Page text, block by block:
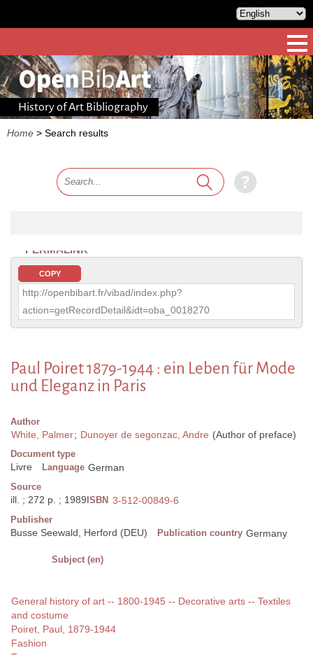
History of Art Bibliography
Home > Search results
PERMALINK
COPY
http://openbibart.fr/vibad/index.php?
action=getRecordDetail&idt=oba_0018270
Paul Poiret 1879-1944 : ein Leben für Mode
und Eleganz in Paris
Author
White, Palmer; Dunoyer de segonzac, Andre (Author of preface)
Document type
Livre Language German
Source
ill. ; 272 p. ; 1989 ISBN 3-512-00849-6
Publisher
Busse Seewald, Herford (DEU) Publication country Germany
Subject (en)
General history of art -- 1800-1945 -- Decorative arts -- Textiles
and costume
Poiret, Paul, 1879-1944
Fashion